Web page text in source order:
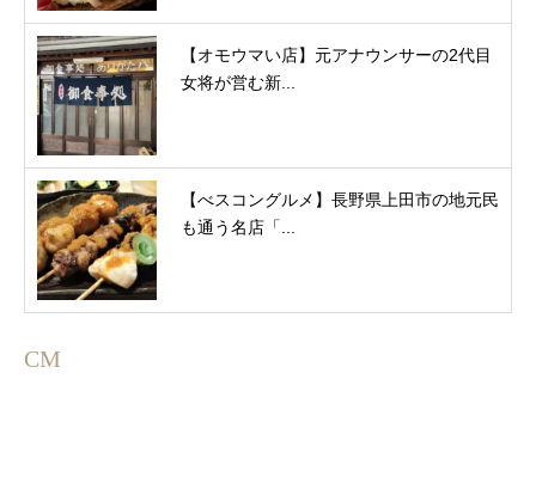
【オモウマい店】元アナウンサーの2代目
女将が営む新...
【べスコングルメ】長野県上田市の地元民
も通う名店「...
CM